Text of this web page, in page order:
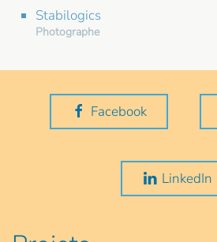
Stabilogics
Photographe
Facebook
LinkedIn